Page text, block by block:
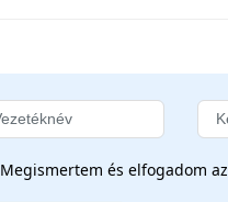
Megismertem és elfogadom az